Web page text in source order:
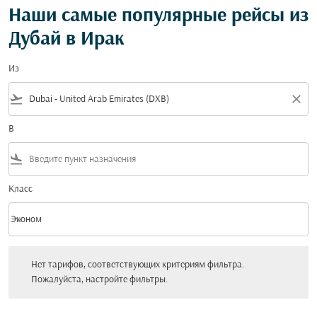
Наши самые популярные рейсы из
Дубай в Ирак
Из
flight_takeoff close
В
flight_land
Класс
Класс option Эконом Selected
Эконом
keyboard_arrow_down
Нет тарифов, соответствующих критериям фильтра.
Пожалуйста, настройте фильтры.